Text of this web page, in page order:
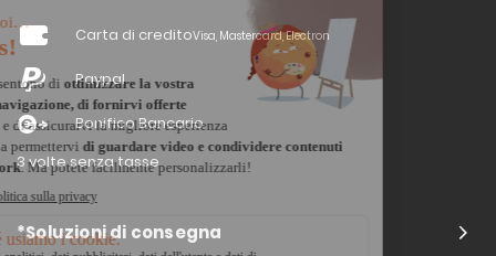
Carta di creditoVisa, Mastercard, Electron
Paypal
Bonifico Bancario
3 volte senza tasse
*Soluzioni di consegna